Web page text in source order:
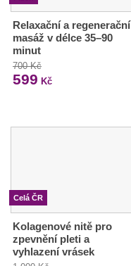
Relaxační a regenerační
masáž v délce 35–90
minut
700 Kč
599 Kč
Celá ČR
Kolagenové nitě pro
zpevnění pleti a
vyhlazení vrásek